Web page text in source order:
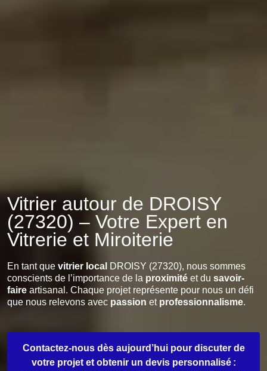
Vitrier autour de DROISY
(27320) – Votre Expert en
Vitrerie et Miroiterie
En tant que vitrier local DROISY (27320), nous sommes
conscients de l’importance de la proximité et du savoir-
faire artisanal. Chaque projet représente pour nous un défi
que nous relevons avec passion et professionnalisme.
Contactez-nous dès aujourd’hui pour discuter de
votre projet et obtenir un devis personnalisé :